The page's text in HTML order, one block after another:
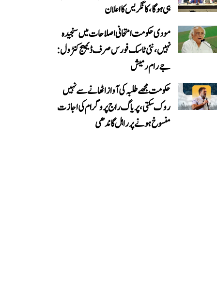
ہی ہوگا، کانگریس کا اعلان
مودی حکومت امتحانی اصلاحات میں سنجیدہ
نہیں، نئی ٹاسک فورس صرف ڈیمیج کنٹرول:
جے رام رمیش
حکومت مجھے طلبہ کی آواز اٹھانے سے نہیں
روک سکتی، پریاگ راج پروگرام کی اجازت
منسوخ ہونے پر راہل گاندھی